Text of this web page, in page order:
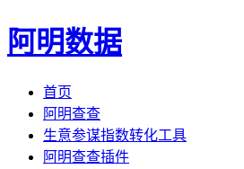
阿明数据
首页
阿明查查
生意参谋指数转化工具
阿明查查插件